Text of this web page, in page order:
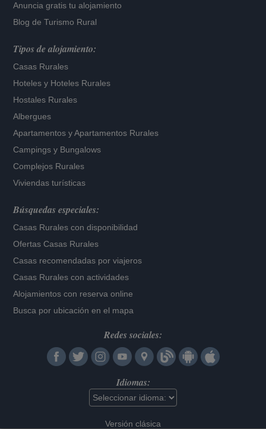
Anuncia gratis tu alojamiento
Blog de Turismo Rural
Tipos de alojamiento:
Casas Rurales
Hoteles y Hoteles Rurales
Hostales Rurales
Albergues
Apartamentos yApartamentos Rurales
Campings y Bungalows
Complejos Rurales
Viviendas turísticas
Búsquedas especiales:
Casas Rurales con disponibilidad
Ofertas Casas Rurales
Casas recomendadas por viajeros
Casas Rurales con actividades
Alojamientos con reserva online
Busca por ubicación en el mapa
Redes sociales:
Idiomas:
Versión clásica